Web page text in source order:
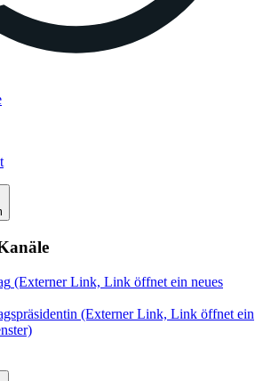
(Externer Link, Link öffnet ein neues
(Externer Link, Link öffnet ein